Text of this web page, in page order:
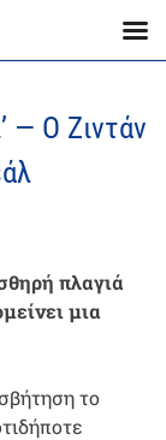
— Ο Ζιντάν
πλαγιά
μια
το